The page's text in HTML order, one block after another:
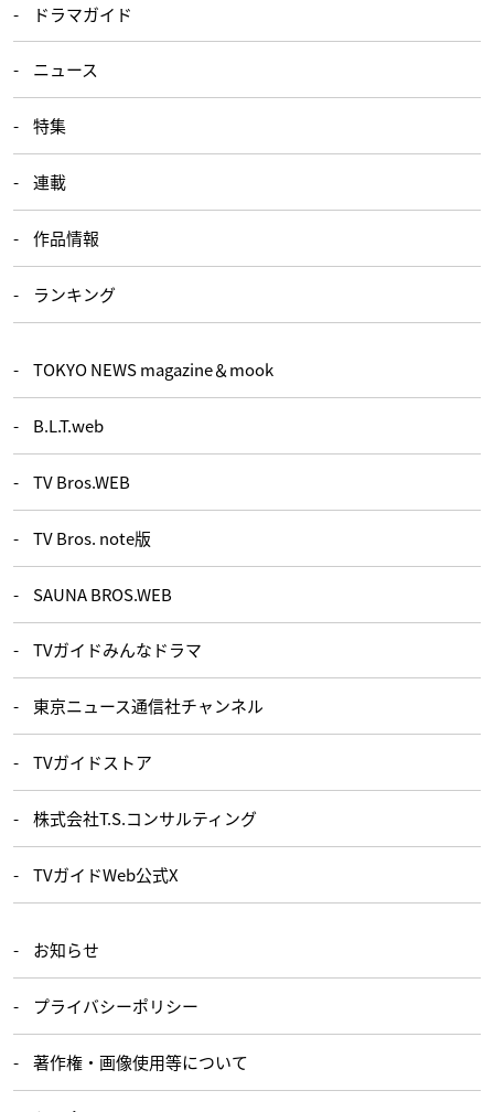
ドラマガイド
ニュース
特集
連載
作品情報
ランキング
TOKYO NEWS magazine＆mook
B.L.T.web
TV Bros.WEB
TV Bros. note版
SAUNA BROS.WEB
TVガイドみんなドラマ
東京ニュース通信社チャンネル
TVガイドストア
株式会社T.S.コンサルティング
TVガイドWeb公式X
お知らせ
プライバシーポリシー
著作権・画像使用等について